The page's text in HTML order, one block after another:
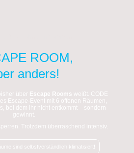
ROOM,
anders!
über Escape Rooms weißt. CODE
Escape-Event mit 6 offenen Räumen,
bei dem ihr nicht entkommt – sondern
gewinnt.
Trotzdem überraschend intensiv.
sind selbstverständlich klimatisiert!